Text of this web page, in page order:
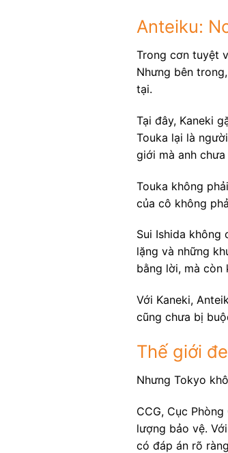
Anteiku:
Trong cơn tuyệt
Nhưng bên
tại.
Tại đây, Kaneki
Touka lại là
giới mà anh
Touka không
của cô không
Sui Ishida không
lặng và những
bằng lời, mà còn
Với Kaneki,
cũng chưa bị
Thế giới
Nhưng Tokyo
CCG, Cục
lượng bảo vệ.
có đáp án rõ